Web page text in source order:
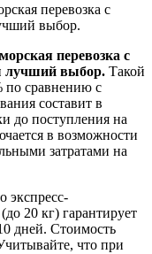
перевозка с
выбор.
перевозка с
лучший выбор. Такой
по сравнению с
составит в
до поступления на
в возможности
затратами на
экспресс-
20 кг) гарантирует
дней. Стоимость
что при